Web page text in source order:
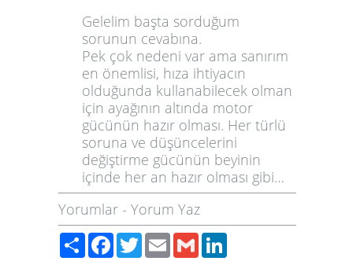
Gelelim başta sorduğum
sorunun cevabına.
Pek çok nedeni var ama sanırım
en önemlisi, hıza ihtiyacın
olduğunda kullanabilecek olman
için ayağının altında motor
gücünün hazır olması. Her türlü
soruna ve düşüncelerini
değiştirme gücünün beyinin
içinde her an hazır olması gibi…
Yorumlar - Yorum Yaz
PaylaşFacebook
TwitterEmailGmail